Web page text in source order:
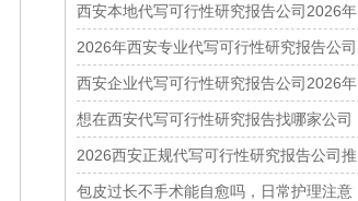
西安本地代写可行性研究报告公司2026年
哪家好？专业编制一站式服务
2026年西安专业代写可行性研究报告公司
有哪些？本地正规资质团队汇总
西安企业代写可行性研究报告公司2026年
最新排名与收费标准全面解析
想在西安代写可行性研究报告找哪家公司
好？2026本地靠谱机构精选指南
2026西安正规代写可行性研究报告公司推
荐｜本地专业编制团队快速出稿
包皮过长不手术能自愈吗，日常护理注意